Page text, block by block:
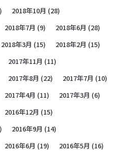
2018年10月 (28)
2018年7月 (9) 2018年6月 (28)
2018年3月 (15) 2018年2月 (15)
2017年11月 (11)
2017年8月 (22) 2017年7月 (10)
2017年4月 (11) 2017年3月 (6)
2016年12月 (15)
2016年9月 (14)
2016年6月 (19) 2016年5月 (16)